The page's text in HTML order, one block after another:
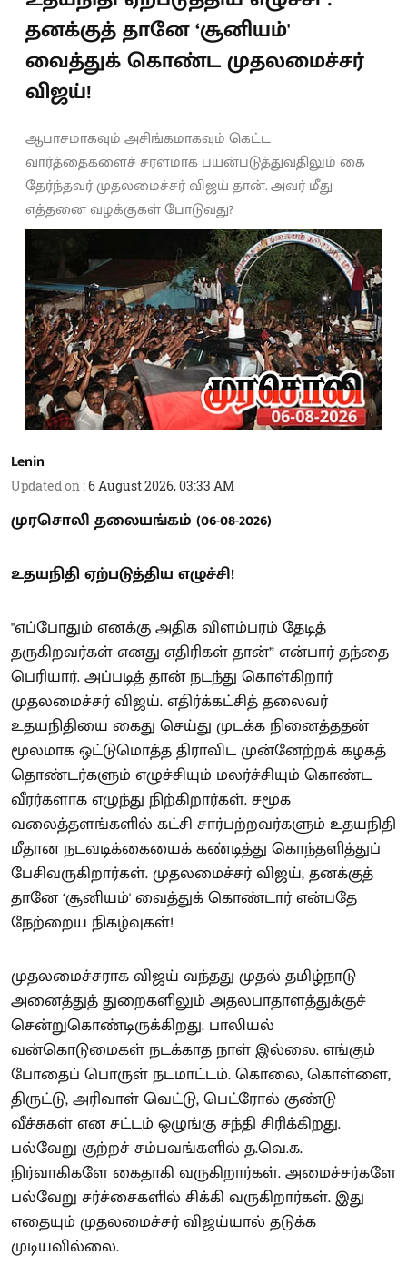
தனக்குத் தானே ‘சூனியம்'
வைத்துக் கொண்ட முதலமைச்சர்
விஜய்!
ஆபாசமாகவும் அசிங்கமாகவும் கெட்ட
வார்த்தைகளைச் சரளமாக பயன்படுத்துவதிலும் கை
தேர்ந்தவர் முதலமைச்சர் விஜய் தான். அவர் மீது
எத்தனை வழக்குகள் போடுவது?
Lenin
Updated on :6 August 2026, 03:33 AM
முரசொலி தலையங்கம் (06-08-2026)
உதயநிதி ஏற்படுத்திய எழுச்சி!
"எப்போதும் எனக்கு அதிக விளம்பரம் தேடித்
தருகிறவர்கள் எனது எதிரிகள் தான்” என்பார் தந்தை
பெரியார். அப்படித் தான் நடந்து கொள்கிறார்
முதலமைச்சர் விஜய். எதிர்க்கட்சித் தலைவர்
உதயநிதியை கைது செய்து முடக்க நினைத்ததன்
மூலமாக ஒட்டுமொத்த திராவிட முன்னேற்றக் கழகத்
தொண்டர்களும் எழுச்சியும் மலர்ச்சியும் கொண்ட
வீரர்களாக எழுந்து நிற்கிறார்கள். சமூக
வலைத்தளங்களில் கட்சி சார்பற்றவர்களும் உதயநிதி
மீதான நடவடிக்கையைக் கண்டித்து கொந்தளித்துப்
பேசிவருகிறார்கள். முதலமைச்சர் விஜய், தனக்குத்
தானே ‘சூனியம்' வைத்துக் கொண்டார் என்பதே
நேற்றைய நிகழ்வுகள்!
முதலமைச்சராக விஜய் வந்தது முதல் தமிழ்நாடு
அனைத்துத் துறைகளிலும் அதலபாதாளத்துக்குச்
சென்றுகொண்டிருக்கிறது. பாலியல்
வன்கொடுமைகள் நடக்காத நாள் இல்லை. எங்கும்
போதைப் பொருள் நடமாட்டம். கொலை, கொள்ளை,
திருட்டு, அரிவாள் வெட்டு, பெட்ரோல் குண்டு
வீச்சுகள் என சட்டம் ஒழுங்கு சந்தி சிரிக்கிறது.
பல்வேறு குற்றச் சம்பவங்களில் த.வெ.க.
நிர்வாகிகளே கைதாகி வருகிறார்கள். அமைச்சர்களே
பல்வேறு சர்ச்சைகளில் சிக்கி வருகிறார்கள். இது
எதையும் முதலமைச்சர் விஜய்யால் தடுக்க
முடியவில்லை.